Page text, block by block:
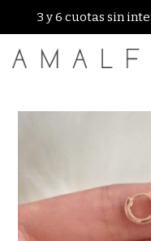
3 y 6 cuotas sin